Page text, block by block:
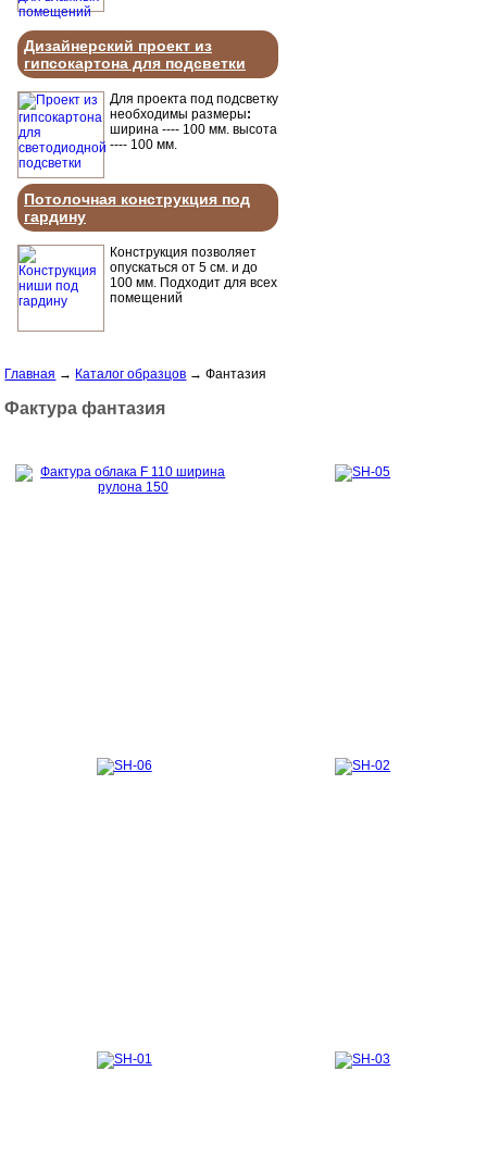
Дизайнерский проект из
гипсокартона для подсветки
Для проекта под подсветку
необходимы размеры:
ширина ---- 100 мм. высота
---- 100 мм.
Потолочная конструкция под
гардину
Конструкция позволяет
опускаться от 5 см. и до
100 мм. Подходит для всех
помещений
Главная → Каталог образцов →Фантазия
Фактура фантазия